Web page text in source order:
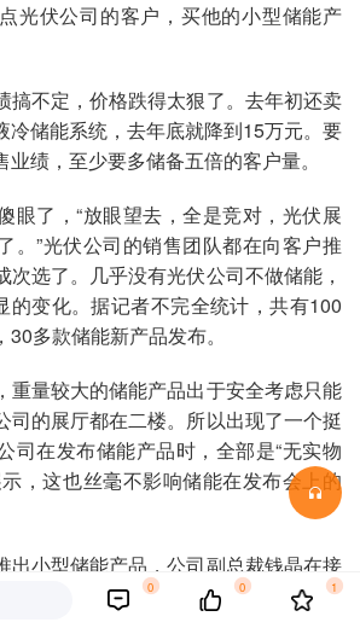
光伏公司的客户，买他的小型储能产
搞不定，价格跌得太狠了。去年初还卖
冷储能系统，去年底就降到15万元。要
绩，至少要多储备五倍的客户量。
眼了，“放眼望去，全是竞对，光伏展
。”光伏公司的销售团队都在向客户推
次选了。几乎没有光伏公司不做储能，
的变化。据记者不完全统计，共有100
多款储能新产品发布。
重量较大的储能产品出于安全考虑只能
司的展厅都在二楼。所以出现了一个挺
司在发布储能产品时，全部是“无实物
，这也丝毫不影响储能在发布会上的
出小型储能产品，公司副总裁钱晶在接
光伏是晶科能源最主要的业务，储能将
0 0 1